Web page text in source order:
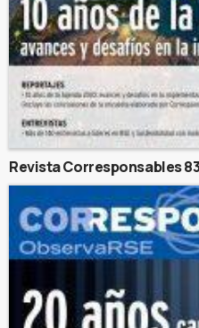
Revista Corresponsables